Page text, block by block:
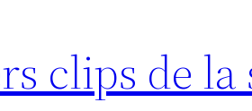
clips de